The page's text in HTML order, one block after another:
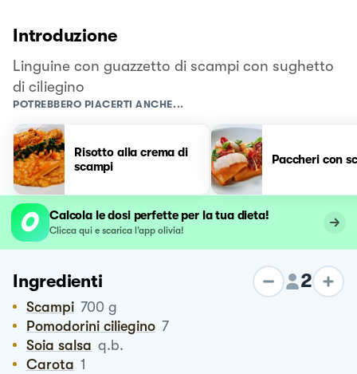
Introduzione
Linguine con guazzetto di scampi con sughetto
di ciliegino
POTREBBERO PIACERTI ANCHE...
Risotto alla crema di
scampi
Paccheri con
Calcola le dosi perfette per la tua dieta!
Clicca qui e scarica l’app olivia!
Ingredienti 2
Scampi 700 g
Pomodorini ciliegino 7
Soia salsa q.b.
Carota 1